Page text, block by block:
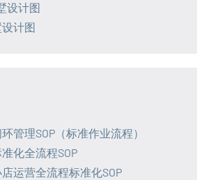
设计图
计图
管理SOP（标准作业流程）
化全流程SOP
运营全流程标准化SOP